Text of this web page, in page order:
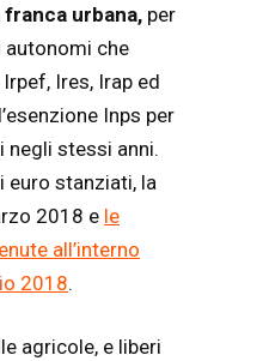
franca urbana, per
autonomi che
Ires, Irap ed
Inps per
stessi anni.
euro stanziati, la
2018 e le
all’interno
2018.
agricole, e liberi